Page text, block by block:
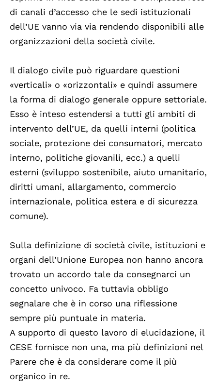
di canali d’accesso che le sedi istituzionali
dell’UE vanno via via rendendo disponibili alle
organizzazioni della società civile.
Il dialogo civile può riguardare questioni
«verticali» o «orizzontali» e quindi assumere
la forma di dialogo generale oppure settoriale.
Esso è inteso estendersi a tutti gli ambiti di
intervento dell’UE, da quelli interni (politica
sociale, protezione dei consumatori, mercato
interno, politiche giovanili, ecc.) a quelli
esterni (sviluppo sostenibile, aiuto umanitario,
diritti umani, allargamento, commercio
internazionale, politica estera e di sicurezza
comune).
Sulla definizione di società civile, istituzioni e
organi dell’Unione Europea non hanno ancora
trovato un accordo tale da consegnarci un
concetto univoco. Fa tuttavia obbligo
segnalare che è in corso una riflessione
sempre più puntuale in materia.
A supporto di questo lavoro di elucidazione, il
CESE fornisce non una, ma più definizioni nel
Parere che è da considerare come il più
organico in re.